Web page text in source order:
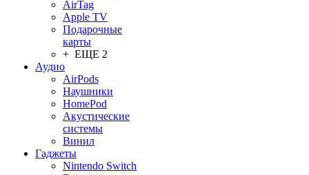
AirTag
Apple TV
Подарочные
карты
+ ЕЩЕ 2
Аудио
AirPods
Наушники
HomePod
Акустические
системы
Винил
Гаджеты
Nintendo Switch